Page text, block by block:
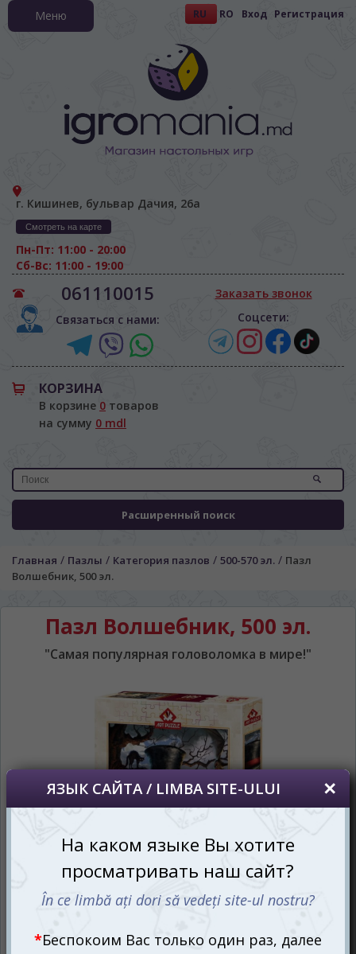
RU RO Вход Регистрация
г. Кишинев, бульвар Дачия, 26а
Смотреть на карте
Пн-Пт: 11:00 - 20:00
Сб-Вс: 11:00 - 19:00
061110015
Связаться с нами:
Заказать звонок
Соцсети:
КОРЗИНА
В корзине 0 товаров
на сумму 0 mdl
Расширенный поиск
Меню
Главная / Пазлы / Категория пазлов / 500-570 эл. / Пазл
Волшебник, 500 эл.
Пазл Волшебник, 500 эл.
"Самая популярная головоломка в мире!"
ЯЗЫК САЙТА / LIMBA SITE-ULUI
На каком языке Вы хотите
просматривать наш сайт?
Беспокоим Вас только один раз, далее
Vă vom deranja doar o singură dată, apoi vă
Если вы хотите переключить язык
сайта, то это можно всегда сделать в
правом верхнем углу страницы.
Dacă doriți să schimbați limba site-ului, puteți
oricând să faceți asta în colțul din dreapta sus
RO RU